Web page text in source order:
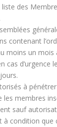
liste des
contenant
moins un mois
cas d’urgence
à
les membres
sauf
à condition que